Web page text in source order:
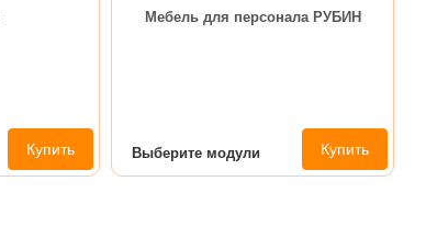
Купить
Мебель для персонала РУБИН
Выберите модули Купить